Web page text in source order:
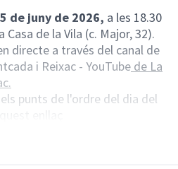
de juny de 2026, a les 18.30
Casa de la Vila (c. Major, 32).
directe a través del canal de
i Reixac - YouTube de La
punts de l'ordre del dia del
de Montcada i Reixac